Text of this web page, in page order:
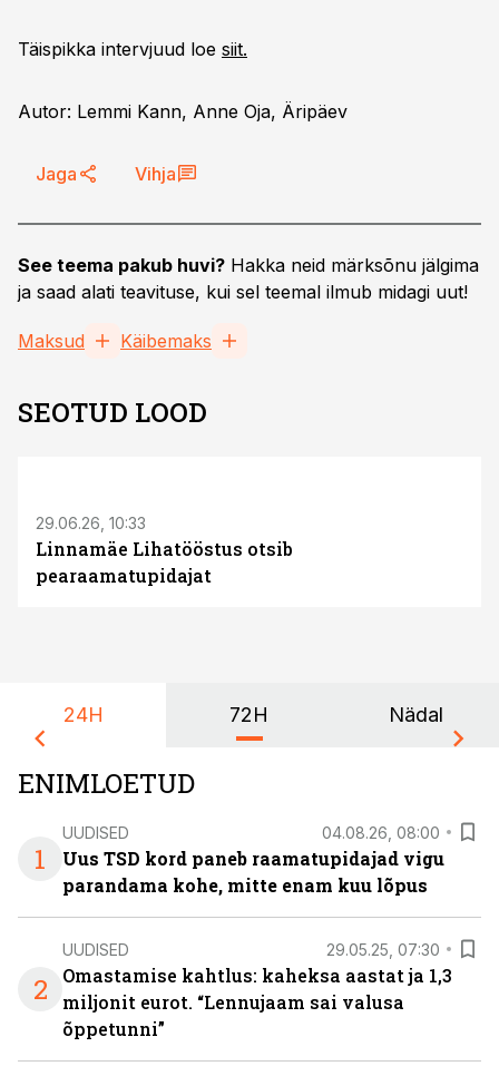
Täispikka intervjuud loe siit.
Autor: Lemmi Kann, Anne Oja, Äripäev
Jaga Vihja
See teema pakub huvi? Hakka neid märksõnu jälgima
ja saad alati teavituse, kui sel teemal ilmub midagi uut!
Maksud Käibemaks
SEOTUD LOOD
29.06.26, 10:33
Linnamäe Lihatööstus otsib
pearaamatupidajat
24H 72H Nädal
ENIMLOETUD
1
UUDISED 04.08.26, 08:00
Uus TSD kord paneb raamatupidajad vigu
parandama kohe, mitte enam kuu lõpus
2
UUDISED 29.05.25, 07:30
Omastamise kahtlus: kaheksa aastat ja 1,3
miljonit eurot. “Lennujaam sai valusa
õppetunni”